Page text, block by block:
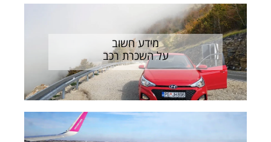
מידע חשוב
על השכרת רכב